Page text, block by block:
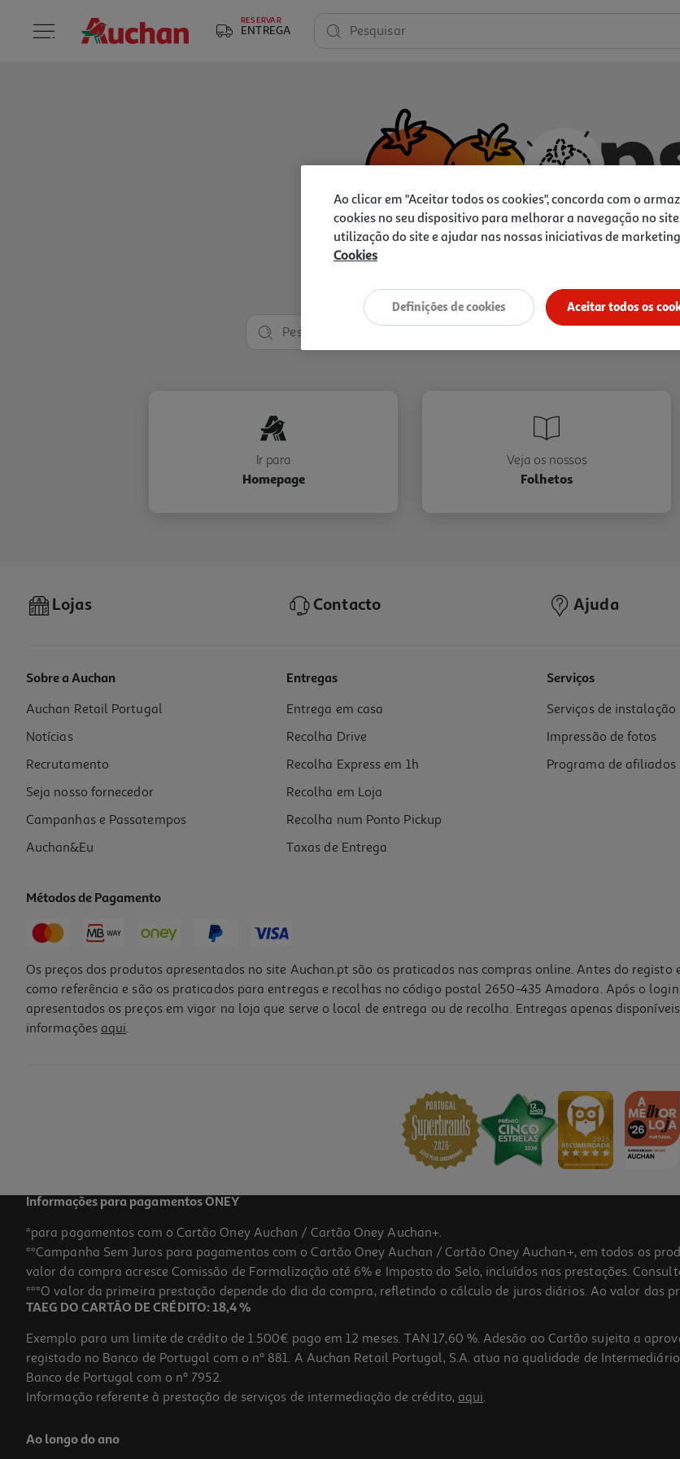
RESERVAR
ENTREGA Pesquisar
Vamos tentar de
Ir para
Homepage
Veja os nossos
Folhetos
Lojas Contacto Ajuda
Sobre a Auchan
Auchan Retail Portugal
Notícias
Recrutamento
Seja nosso fornecedor
Campanhas e Passatempos
Auchan&Eu
Entregas
Entrega em casa
Recolha Drive
Recolha Express em 1h
Recolha em Loja
Recolha num Ponto Pickup
Taxas de Entrega
Serviços
Serviços de instalação
Impressão de fotos
Programa de afiliados
Métodos de Pagamento
Os preços dos produtos apresentados no site Auchan.pt são os praticados nas compras online. Antes do
como referência e são os praticados para entregas e recolhas no código postal 2650-435 Amadora. Após o
apresentados os preços em vigor na loja que serve o local de entrega ou de recolha. Entregas apenas
informações aqui.
Informações para pagamentos ONEY
*para pagamentos com o Cartão Oney Auchan / Cartão Oney Auchan+.
**Campanha Sem Juros para pagamentos com o Cartão Oney Auchan / Cartão Oney Auchan+, em todos os
valor da compra acresce Comissão de Formalização até 6% e Imposto do Selo, incluídos nas prestações.
***O valor da primeira prestação depende do dia da compra, refletindo o cálculo de juros diários. Ao valor das
TAEG DO CARTÃO DE CRÉDITO: 18,4 %
Exemplo para um limite de crédito de 1.500€ pago em 12 meses. TAN 17,60 %. Adesão ao Cartão sujeita a
registado no Banco de Portugal com o nº 881. A Auchan Retail Portugal, S.A. atua na qualidade de
Banco de Portugal com o nº 7952.
Informação referente à prestação de serviços de intermediação de crédito, aqui.
Ao longo do ano
Ao clicar em "Aceitar todos os cookies", concorda com o
cookies no seu dispositivo para melhorar a navegação no
utilização do site e ajudar nas nossas iniciativas de
Cookies
Aceitar todos os
Definições de cookies